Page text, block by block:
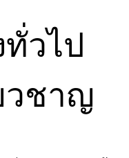
วไป
วชาญ